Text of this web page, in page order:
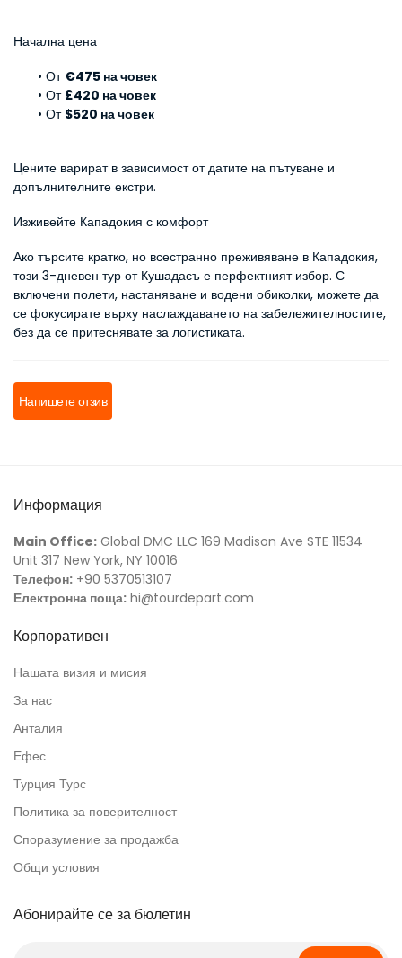
Начална цена
От €475 на човек
От £420 на човек
От $520 на човек
Цените варират в зависимост от датите на пътуване и
допълнителните екстри.
Изживейте Кападокия с комфорт
Ако търсите кратко, но всестранно преживяване в Кападокия,
този 3-дневен тур от Кушадасъ е перфектният избор. С
включени полети, настаняване и водени обиколки, можете да
се фокусирате върху наслаждаването на забележителностите,
без да се притеснявате за логистиката.
Напишете отзив
Информация
Main Office: Global DMC LLC 169 Madison Ave STE 11534
Unit 317 New York, NY 10016
Телефон: +90 5370513107
Електронна поща: hi@tourdepart.com
Корпоративен
Нашата визия и мисия
За нас
Анталия
Ефес
Турция Турс
Политика за поверителност
Споразумение за продажба
Общи условия
Абонирайте се за бюлетин